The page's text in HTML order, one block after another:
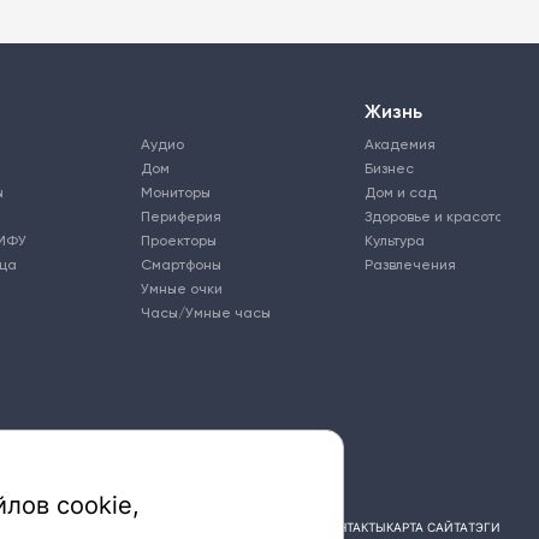
Аудио
Дом
Мониторы
Периферия
Проекторы
Смартфоны
Умные очки
Часы/Умные часы
Жизнь
Академия
Бизнес
Дом и сад
Здоровье и красота
Культура
Развлечения
КОНТАКТЫКАРТА САЙТАТЭГИ
cookie,